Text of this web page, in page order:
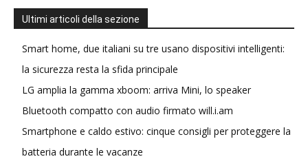
Ultimi articoli della sezione
Smart home, due italiani su tre usano dispositivi intelligenti:
la sicurezza resta la sfida principale
LG amplia la gamma xboom: arriva Mini, lo speaker
Bluetooth compatto con audio firmato will.i.am
Smartphone e caldo estivo: cinque consigli per proteggere la
batteria durante le vacanze